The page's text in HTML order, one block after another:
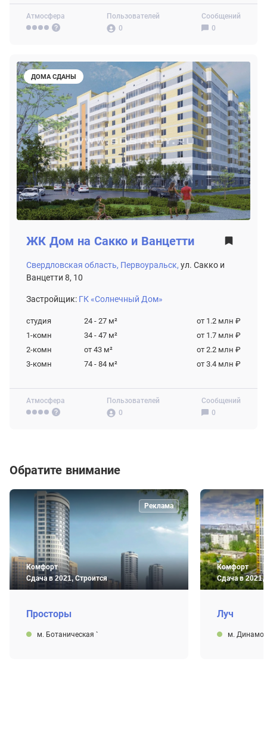
Атмосфера
Пользователей
0
Сообщений
0
ДОМА СДАНЫ
Атмосфера
Пользователей
0
Сообщений
0
ЖК Дом на Сакко и Ванцетти
Свердловская область, Первоуральск, ул. Сакко и
Ванцетти 8, 10
Застройщик: ГК «Солнечный Дом»
студия 24 - 27 м²
от 1.2 млн ₽
1-комн
34 - 47 м²
от 1.7 млн ₽
2-комн
от 43 м²
от 2.2 млн ₽
3-комн
74 - 84 м² от 3.4 млн ₽
Обратите внимание
Комфорт
Сдача в 2021, Строится
Реклама
Просторы
м. Ботаническая `
Комфорт
Сдача в 2021,
Луч
м. Динамо